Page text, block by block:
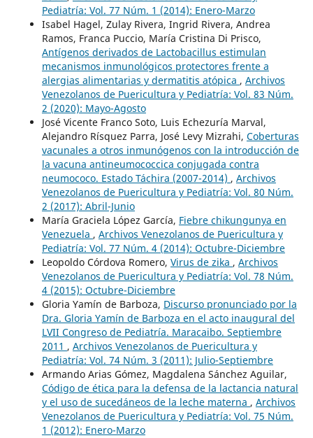
Pediatría: Vol. 77 Núm. 1 (2014): Enero-Marzo
Isabel Hagel, Zulay Rivera, Ingrid Rivera, Andrea
Ramos, Franca Puccio, María Cristina Di Prisco,
Antígenos derivados de Lactobacillus estimulan
mecanismos inmunológicos protectores frente a
alergias alimentarias y dermatitis atópica , Archivos
Venezolanos de Puericultura y Pediatría: Vol. 83 Núm.
2 (2020): Mayo-Agosto
José Vicente Franco Soto, Luis Echezuría Marval,
Alejandro Rísquez Parra, José Levy Mizrahi, Coberturas
vacunales a otros inmunógenos con la introducción de
la vacuna antineumococcica conjugada contra
neumococo. Estado Táchira (2007-2014) , Archivos
Venezolanos de Puericultura y Pediatría: Vol. 80 Núm.
2 (2017): Abril-Junio
María Graciela López García, Fiebre chikungunya en
Venezuela , Archivos Venezolanos de Puericultura y
Pediatría: Vol. 77 Núm. 4 (2014): Octubre-Diciembre
Leopoldo Córdova Romero, Virus de zika , Archivos
Venezolanos de Puericultura y Pediatría: Vol. 78 Núm.
4 (2015): Octubre-Diciembre
Gloria Yamín de Barboza, Discurso pronunciado por la
Dra. Gloria Yamín de Barboza en el acto inaugural del
LVII Congreso de Pediatría. Maracaibo. Septiembre
2011 , Archivos Venezolanos de Puericultura y
Pediatría: Vol. 74 Núm. 3 (2011): Julio-Septiembre
Armando Arias Gómez, Magdalena Sánchez Aguilar,
Código de ética para la defensa de la lactancia natural
y el uso de sucedáneos de la leche materna , Archivos
Venezolanos de Puericultura y Pediatría: Vol. 75 Núm.
1 (2012): Enero-Marzo